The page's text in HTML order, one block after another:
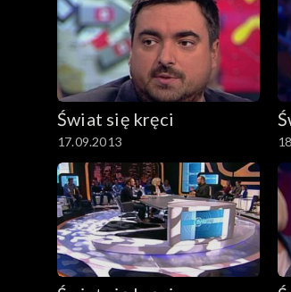
Świat się kręci
17.09.2013